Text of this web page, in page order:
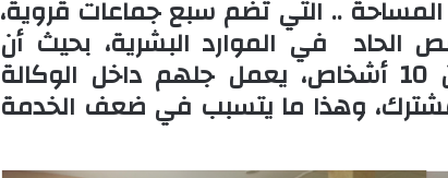
.. التي تضم سبع جماعات قروية،
الحاد في الموارد البشرية، بحيث أن
موظفي الوكالة لا يزيد عددهم عن 10 أشخاص، يعمل جلهم داخل الوكالة
الخدمات ل. 21 ألف مشترك، وهذا ما يتسبب في ضعف الخدمة